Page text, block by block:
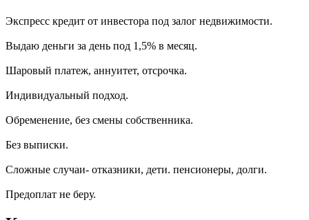
Экспресс кредит от инвестора под залог недвижимости.
Выдаю деньги за день под 1,5% в месяц.
Шаровый платеж, аннуитет, отсрочка.
Индивидуальный подход.
Обременение, без смены собственника.
Без выписки.
Сложные случаи- отказники, дети. пенсионеры, долги.
Предоплат не беру.